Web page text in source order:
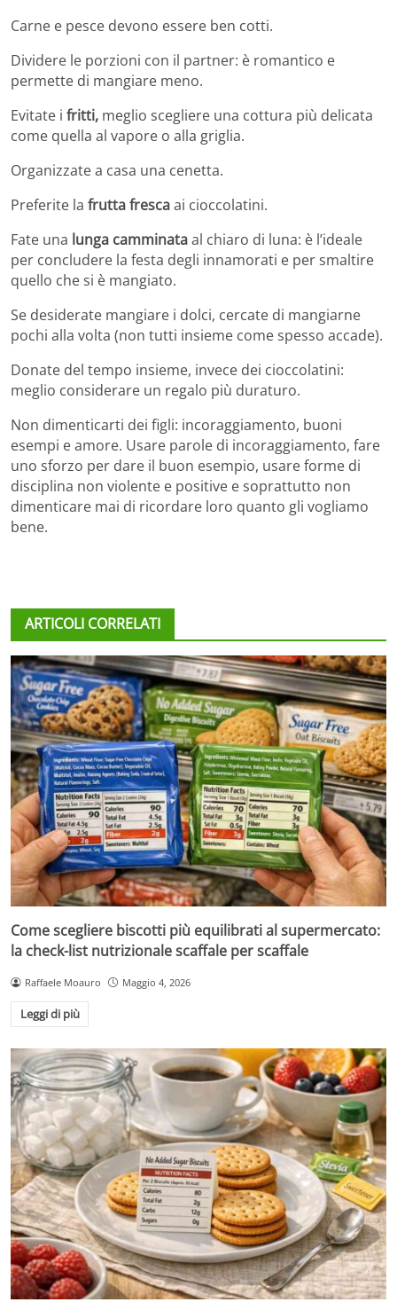
Carne e pesce devono essere ben cotti.
Dividere le porzioni con il partner: è romantico e
permette di mangiare meno.
Evitate i fritti, meglio scegliere una cottura più delicata
come quella al vapore o alla griglia.
Organizzate a casa una cenetta.
Preferite la frutta frescaai cioccolatini.
Fate una lunga camminataal chiaro di luna: è l’ideale
per concludere la festa degli innamorati e per smaltire
quello che si è mangiato.
Se desiderate mangiare i dolci, cercate di mangiarne
pochi alla volta (non tutti insieme come spesso accade).
Donate del tempo insieme, invece dei cioccolatini:
meglio considerare un regalo più duraturo.
Non dimenticarti dei figli: incoraggiamento, buoni
esempi e amore. Usare parole di incoraggiamento, fare
uno sforzo per dare il buon esempio, usare forme di
disciplina non violente e positive e soprattutto non
dimenticare mai di ricordare loro quanto gli vogliamo
bene.
ARTICOLI CORRELATI
Come scegliere biscotti più equilibrati al supermercato:
la check-list nutrizionale scaffale per scaffale
Raffaele Moauro Maggio 4, 2026
Leggi di più